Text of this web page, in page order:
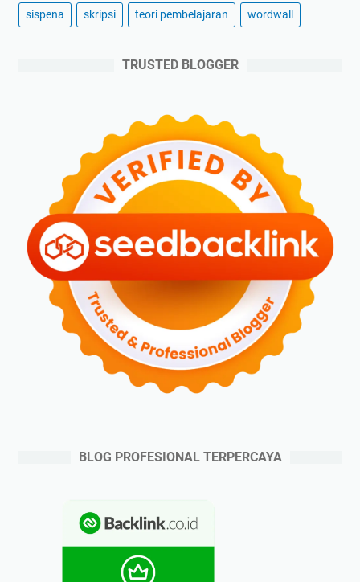
sispena skripsi teori pembelajaran wordwall
TRUSTED BLOGGER
BLOG PROFESIONAL TERPERCAYA